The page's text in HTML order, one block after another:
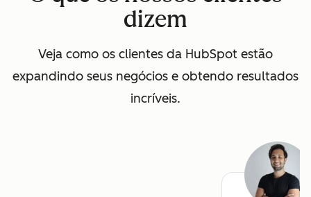
dizem
Veja como os clientes da HubSpot estão
expandindo seus negócios e obtendo resultados
incríveis.